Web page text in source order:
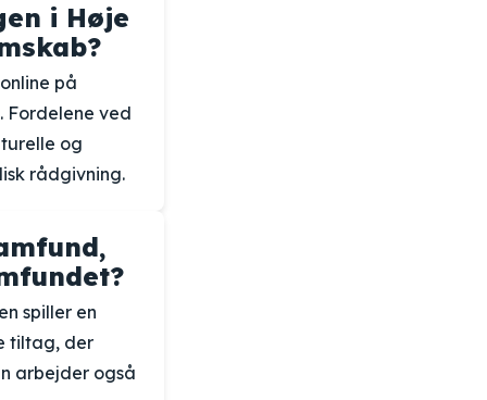
i Høje
på
Fordelene ved
og
rådgivning.
spiller en
tiltag, der
arbejder også